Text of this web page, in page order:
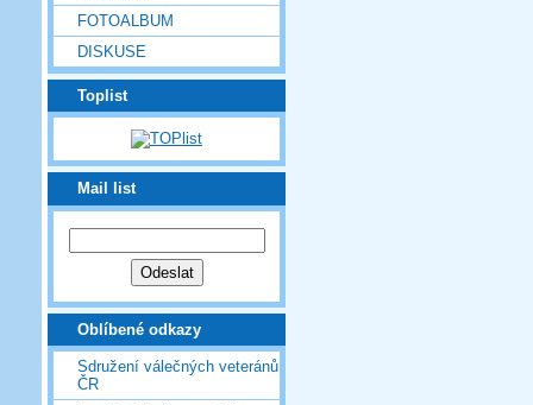
FOTOALBUM
DISKUSE
Toplist
Mail list
Oblíbené odkazy
Sdružení válečných veteránů
ČR